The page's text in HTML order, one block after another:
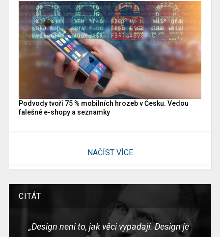
Podvody tvoří 75 % mobilních hrozeb v Česku. Vedou
falešné e-shopy a seznamky
NAČÍST VÍCE
CITÁT
„Design není to, jak věci vypadají. Design je